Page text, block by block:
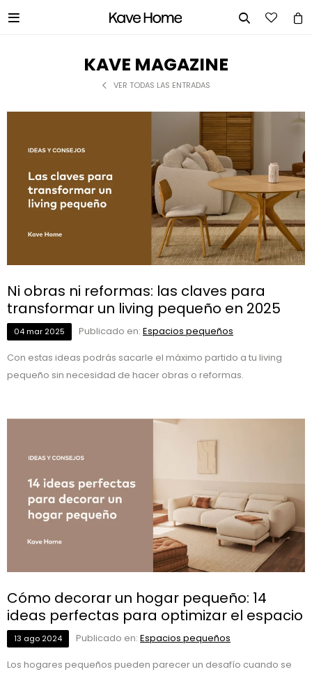
 
KAVE MAGAZINE
VER TODAS LAS ENTRADAS
Ni obras ni reformas: las claves para
transformar un living pequeño en 2025
04mar 2025 Publicado en: Espacios pequeños
Con estas ideas podrás sacarle el máximo partido a tu living
pequeño sin necesidad de hacer obras o reformas.
Cómo decorar un hogar pequeño: 14
ideas perfectas para optimizar el espacio
13 ago 2024 Publicado en: Espacios pequeños
Los hogares pequeños pueden parecer un desafío cuando se